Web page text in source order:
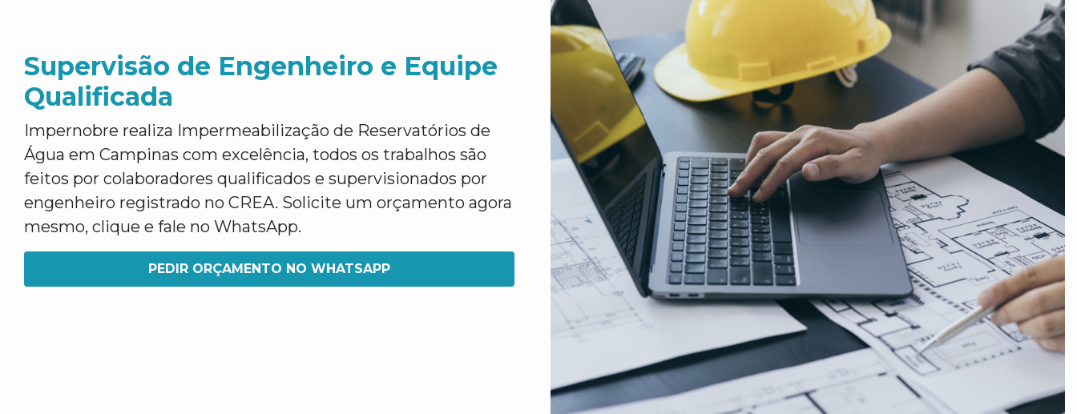
Supervisão de Engenheiro e Equipe
Qualificada
Impernobre realiza Impermeabilização de Reservatórios de
Água em Campinas com excelência, todos os trabalhos são
feitos por colaboradores qualificados e supervisionados por
engenheiro registrado no CREA. Solicite um orçamento agora
mesmo, clique e fale no WhatsApp.
PEDIR ORÇAMENTO NO WHATSAPP